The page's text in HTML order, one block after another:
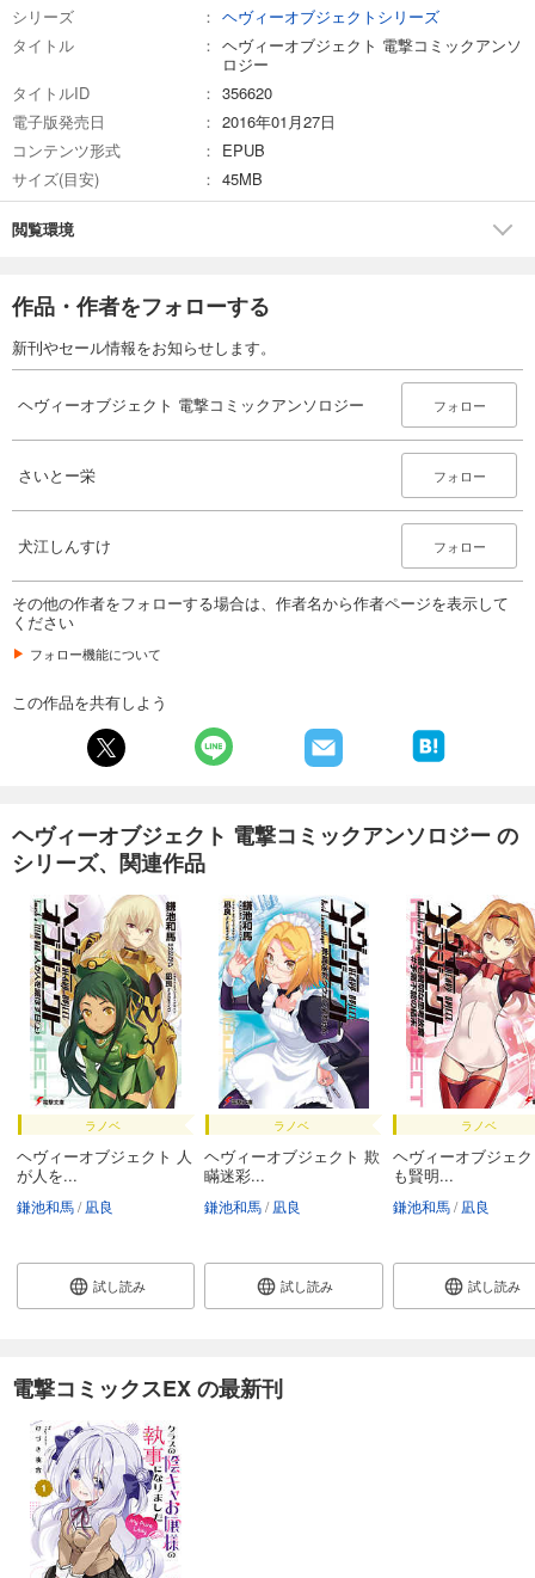
シリーズ
ヘヴィーオブジェクトシリーズ
タイトル
ヘヴィーオブジェクト 電撃コミックアンソ
ロジー
タイトルID
356620
電子版発売日
2016年01月27日
コンテンツ形式
EPUB
サイズ(目安)
45MB
閲覧環境
作品・作者をフォローする
新刊やセール情報をお知らせします。
ヘヴィーオブジェクト 電撃コミックアンソロジー フォロー
さいとー栄 フォロー
犬江しんすけ フォロー
その他の作者をフォローする場合は、作者名から作者ページを表示して
ください
フォロー機能について
この作品を共有しよう
ヘヴィーオブジェクト 電撃コミックアンソロジー の
シリーズ、関連作品
ラノベ
ヘヴィーオブジェクト 人
が人を...
鎌池和馬 凪良
試し読み
ラノベ
ヘヴィーオブジェクト 欺
瞞迷彩...
鎌池和馬 凪良
試し読み
ラノベ
ヘヴィーオブジェ
も賢明...
鎌池和馬 凪良
試し読み
電撃コミックスEX の最新刊